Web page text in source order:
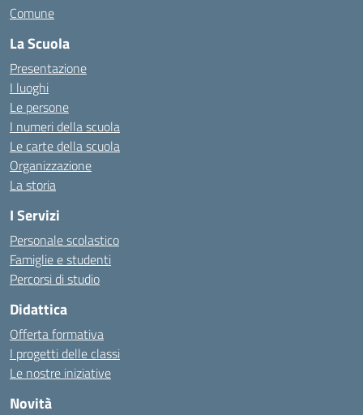
Comune
La Scuola
Presentazione
I luoghi
Le persone
I numeri della scuola
Le carte della scuola
Organizzazione
La storia
I Servizi
Personale scolastico
Famiglie e studenti
Percorsi di studio
Didattica
Offerta formativa
I progetti delle classi
Le nostre iniziative
Novità